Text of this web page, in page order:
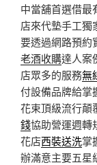
中當舖首選借最
店來代墊手工獨
要透過網路預約
老酒收購達人案
店眾多的服務無
付設備品牌給掌
花束頂級流行顛
錢協助營運週轉
花店西裝送洗掌
辦滿意主要五星